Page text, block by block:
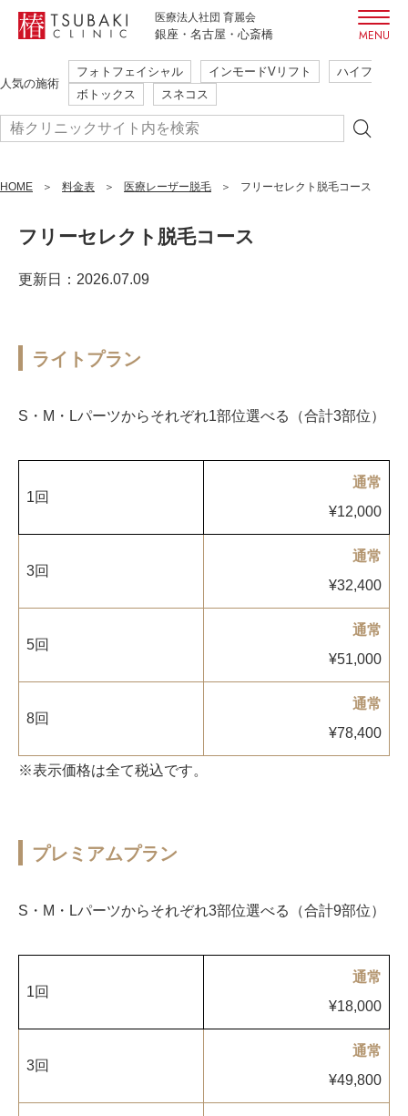
医療法人社団 育麗会
銀座・名古屋・心斎橋
人気の施術
フォトフェイシャル インモードVリフト
ハイフ
ボトックス
スネコス
初めての方も安心・安全
ご相談だけでも大歓迎
本当に必要な施術のみ提案
まずはご予約
簡単WEB予約
フォトフェイシャル
椿クリニックが選ばれる理由
各院のご紹介
HOME 料金表 医療レーザー脱毛 フリーセレクト脱毛コース
フリーセレクト脱毛コース
更新日：2026.07.09
ライトプラン
S・M・Lパーツからそれぞれ1部位選べる（合計3部位）
1回
通常
¥12,000
3回
通常
¥32,400
5回
通常
¥51,000
8回
通常
¥78,400
※表示価格は全て税込です。
プレミアムプラン
S・M・Lパーツからそれぞれ3部位選べる（合計9部位）
1回
通常
¥18,000
3回
通常
¥49,800